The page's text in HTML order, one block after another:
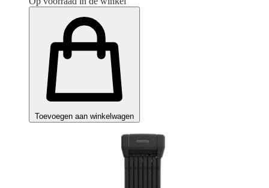
Toevoegen aan winkelwagen